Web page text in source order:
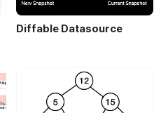
Diffable Datasource